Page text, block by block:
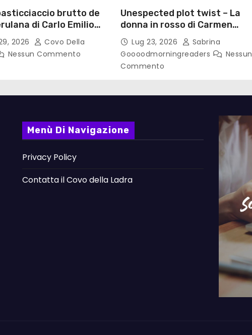
brutto de
di Carlo Emilio
– Pollicino. Briciole di
2026
Covo Della
Nessun Commento
Unespected plot twist – La
donna in rosso di Carmen
Laterza
Lug 23, 2026
Sabrina
Goooodmorningreaders
Nessun
Commento
Menù Di Navigazione
Privacy Policy
Contatta il Covo della Ladra